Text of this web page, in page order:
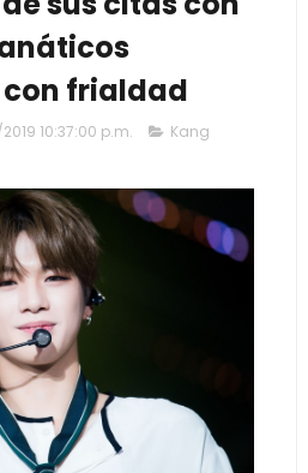
frialdad
10:37:00 p.m.
Kang